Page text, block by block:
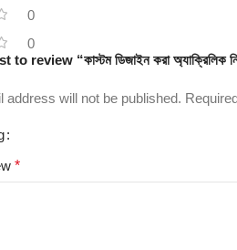
0
0
review “কাস্টম ডিজাইন করা অ্যাক্রিলিক
address will not be published.
*